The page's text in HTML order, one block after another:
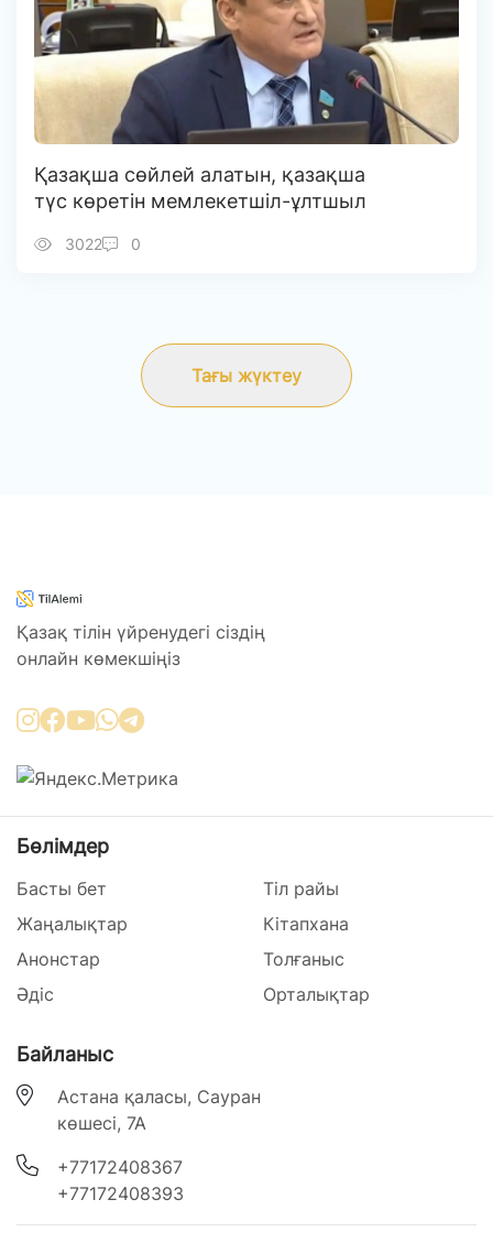
Қазақша сөйлей алатын, қазақша
түс көретін мемлекетшіл-ұлтшыл
3022 0
Тағы жүктеу
Қазақ тілін үйренудегі сіздің
онлайн көмекшіңіз
Бөлімдер
Басты бет
Жаңалықтар
Анонстар
Әдіс
Тіл райы
Кітапхана
Толғаныс
Орталықтар
Байланыс
Астана қаласы, Сауран
көшесі, 7А
‎+77172408367
‎+77172408393